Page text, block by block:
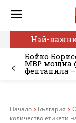
Най-
Бойко
МВР мощна
фентанила
Начало България
количество етикети